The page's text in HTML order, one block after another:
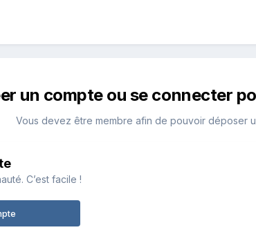
un compte ou se connecter
Vous devez être membre afin de pouvoir déposer
C’est facile !